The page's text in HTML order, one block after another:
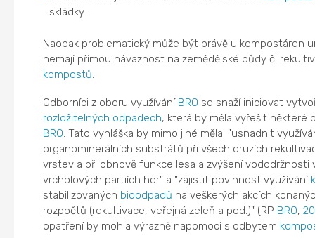
skládky.
Naopak problematický může být právě u kompostáren
nemají přímou návaznost na zemědělské půdy či
kompostů
Odborníci z oboru využívání BRO se snaží iniciovat
rozložitelných odpadech, která by měla vyřešit některé
BRO . Tato vyhláška by mimo jiné měla: "usnadnit
organominerálních substrátů při všech druzích
vrstev a při obnově funkce lesa a zvýšení vododržnosti
vrcholových partiích hor" a "zajistit povinnost využívání
stabilizovaných bioodpadů na veškerých akcích
rozpočtů (rekultivace, veřejná zeleň a pod.)" (RP BRO,
opatření by mohla výrazně napomoci s odbytem